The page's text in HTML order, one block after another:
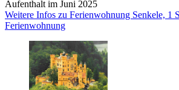
Aufenthalt im Juni 2025
Weitere Infos zu Ferienwohnung Senkele, 1
Ferienwohnung